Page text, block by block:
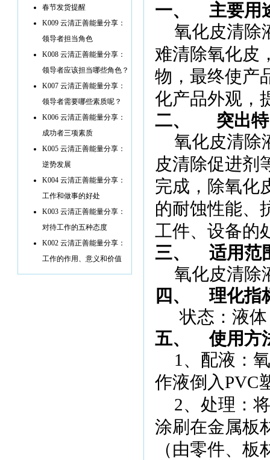
春节发货提醒
K009 云清正善能量分享：
领导者担当角色
K008 云清正善能量分享：
领导者应该担当哪些角色？
K007 云清正善能量分享：
领导者需要哪些素质呢？
K006 云清正善能量分享：
成功者三项素质
K005 云清正善能量分享：
逆势发展
K004 云清正善能量分享：
工作和做事的好处
K003 云清正善能量分享：
对待工作的五种态度
K002 云清正善能量分享：
工作的作用、意义和价值
一、
主要用
氧化皮清除
难清除氧化皮
物，最终使产
化产品外观，
二、
突出
氧化皮清除
皮清除促进剂
完成，除氧化
的耐蚀性能、
工件、设备的
三、
适用范
氧化皮清除
四、
理化指
状态：液体
五、
使用方
1 、配液：
作液倒入PVC
2、处理：
涂刷在金属板
（由零件、